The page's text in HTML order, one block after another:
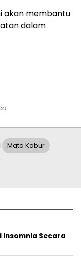
akan membantu
dalam
Mata Kabur
Insomnia Secara